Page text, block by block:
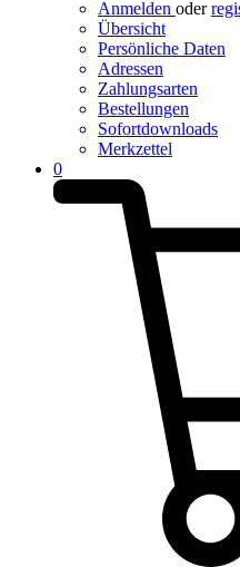
Anmelden oder
Übersicht
Persönliche Daten
Adressen
Zahlungsarten
Bestellungen
Sofortdownloads
Merkzettel
0